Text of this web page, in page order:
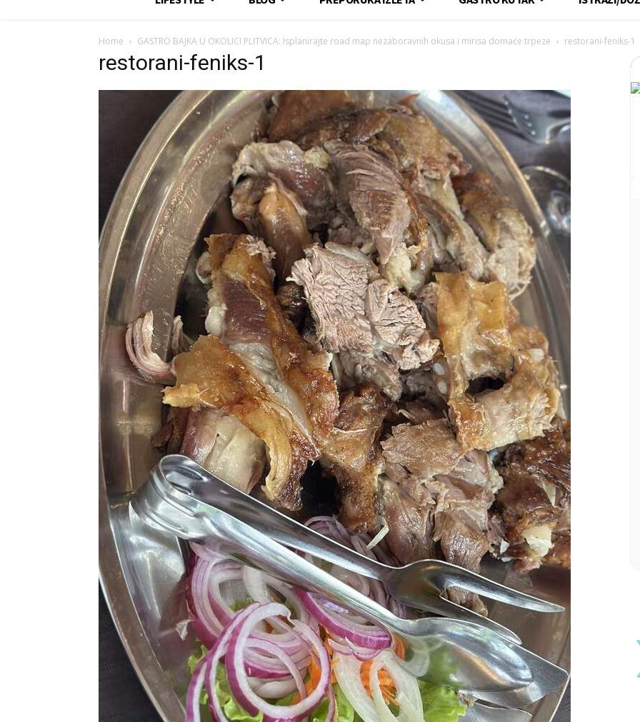
Home GASTRO BAJKA U OKOLICI PLITVICA: Isplanirajte road map nezaboravnih okusa i mirisa domaće trpeze restorani-feniks-1
restorani-feniks-1